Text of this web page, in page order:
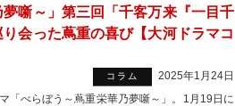
夢噺～」第三回「千客万来『一目千
会った蔦重の喜び【大河ドラマコ
コラム
2025年1月24日
「べらぼう～蔦重栄華乃夢噺～」。1月19日に